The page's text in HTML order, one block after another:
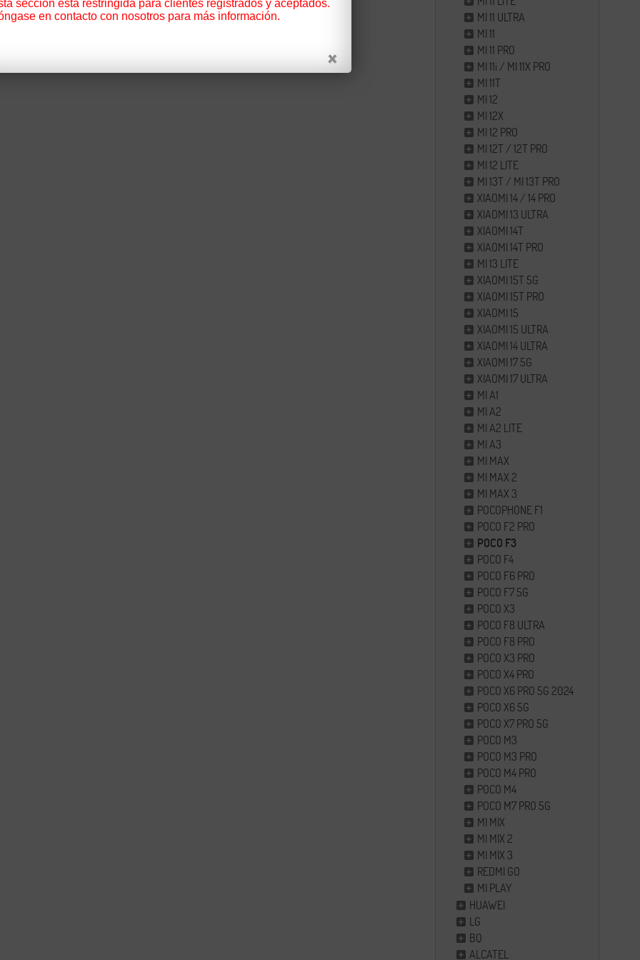
MI 11 ULTRA
MI 11
MI 11 PRO
MI 11i / MI 11X PRO
MI 11T
MI 12
MI 12X
MI 12 PRO
MI 12T / 12T PRO
MI 12 LITE
MI 13T / MI 13T PRO
XIAOMI 14 / 14 PRO
XIAOMI 13 ULTRA
XIAOMI 14T
XIAOMI 14T PRO
MI 13 LITE
XIAOMI 15T 5G
XIAOMI 15T PRO
XIAOMI 15
XIAOMI 15 ULTRA
XIAOMI 14 ULTRA
XIAOMI 17 5G
XIAOMI 17 ULTRA
MI A1
MI A2
MI A2 LITE
MI A3
MI MAX
MI MAX 2
MI MAX 3
POCOPHONE F1
POCO F2 PRO
POCO F3
POCO F4
POCO F6 PRO
POCO F7 5G
POCO X3
POCO F8 ULTRA
POCO F8 PRO
POCO X3 PRO
POCO X4 PRO
POCO X6 PRO 5G 2024
POCO X6 5G
POCO X7 PRO 5G
POCO M3
POCO M3 PRO
POCO M4 PRO
POCO M4
POCO M7 PRO 5G
MI MIX
MI MIX 2
MI MIX 3
REDMI GO
MI PLAY
HUAWEI
LG
BQ
ALCATEL
sección está restringida para clientes registrados y aceptados.
en contacto con nosotros para más información.